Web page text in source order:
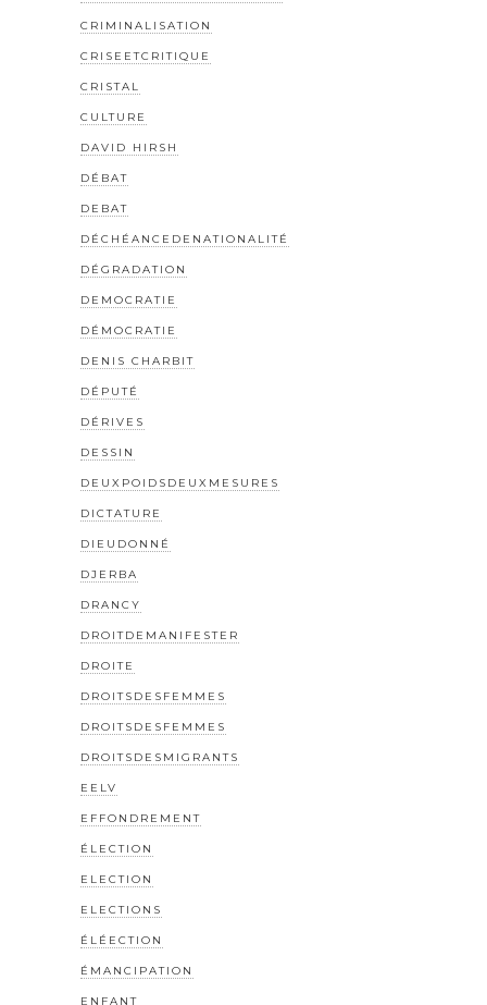
CRIMINALISATION
CRISEETCRITIQUE
CRISTAL
CULTURE
DAVID HIRSH
DÉBAT
DEBAT
DÉCHÉANCEDENATIONALITÉ
DÉGRADATION
DEMOCRATIE
DÉMOCRATIE
DENIS CHARBIT
DÉPUTÉ
DÉRIVES
DESSIN
DEUXPOIDSDEUXMESURES
DICTATURE
DIEUDONNÉ
DJERBA
DRANCY
DROITDEMANIFESTER
DROITE
DROITSDESFEMMES
DROITSDESFEMMES
DROITSDESMIGRANTS
EELV
EFFONDREMENT
ÉLECTION
ELECTION
ELECTIONS
ÉLÉECTION
ÉMANCIPATION
ENFANT